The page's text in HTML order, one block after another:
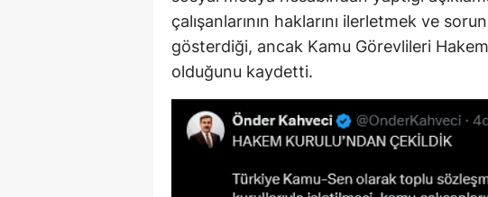
çalışanlarının haklarını ilerletmek ve
gösterdiği, ancak Kamu Görevlileri
olduğunu kaydetti.